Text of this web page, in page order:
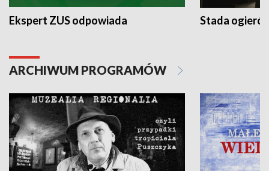
Ekspert ZUS odpowiada Stada
ARCHIWUM PROGRAMÓW